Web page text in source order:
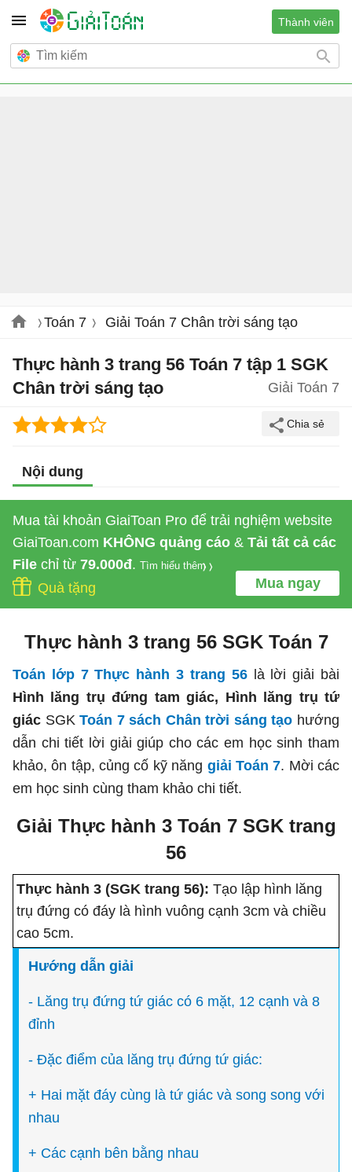
Thành viên
Toán 7 Giải Toán 7 Chân trời sáng tạo
Thực hành 3 trang 56 Toán 7 tập 1 SGK
Chân trời sáng tạo
Giải Toán 7
Nội dung
Mua tài khoản GiaiToan Pro để trải nghiệm website
GiaiToan.com KHÔNG quảng cáo & Tải tất cả các
File chỉ từ 79.000đ. Tìm hiểu thêm
Mua ngay
Quà tặng
Thực hành 3 trang 56 SGK Toán 7
Toán lớp 7 Thực hành 3 trang 56
là lời giải bài
Hình lăng trụ đứng tam giác, Hình lăng trụ tứ
giác SGKToán 7 sách Chân trời sáng tạo hướng
dẫn chi tiết lời giải giúp cho các em học sinh tham
khảo, ôn tập, củng cố kỹ năng giải Toán 7. Mời các
em học sinh cùng tham khảo chi tiết.
Giải Thực hành 3 Toán 7 SGK trang
56
Thực hành 3 (SGK trang 56): Tạo lập hình lăng
trụ đứng có đáy là hình vuông cạnh 3cm và chiều
cao 5cm.
Hướng dẫn giải
- Lăng trụ đứng tứ giác có 6 mặt, 12 cạnh và 8
đỉnh
- Đặc điểm của lăng trụ đứng tứ giác:
+ Hai mặt đáy cùng là tứ giác và song song với
nhau
+ Các cạnh bên bằng nhau